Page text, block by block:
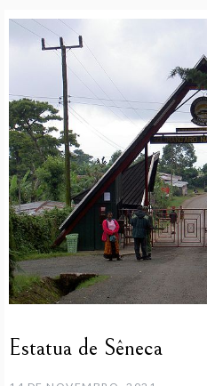
Estatua de Sêneca